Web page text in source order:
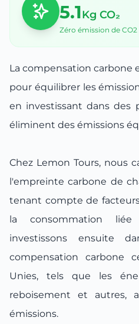
5.1Kg CO₂
Zéro émission de CO2
La compensation carbone
pour équilibrer les
en investissant dans des
éliminent des émissions
Chez Lemon Tours, nous
l'empreinte carbone de
tenant compte de
la consommation
investissons ensuite
compensation carbone
Unies, tels que les
reboisement et autres,
émissions.